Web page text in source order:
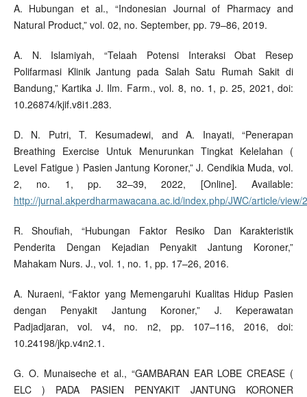
A. Hubungan et al., “Indonesian Journal of Pharmacy and
Natural Product,” vol. 02, no. September, pp. 79–86, 2019.
A. N. Islamiyah, “Telaah Potensi Interaksi Obat Resep
Polifarmasi Klinik Jantung pada Salah Satu Rumah Sakit di
Bandung,” Kartika J. Ilm. Farm., vol. 8, no. 1, p. 25, 2021, doi:
10.26874/kjif.v8i1.283.
D. N. Putri, T. Kesumadewi, and A. Inayati, “Penerapan
Breathing Exercise Untuk Menurunkan Tingkat Kelelahan (
Level Fatigue ) Pasien Jantung Koroner,” J. Cendikia Muda, vol.
2, no. 1, pp. 32–39, 2022, [Online]. Available:
http://jurnal.akperdharmawacana.ac.id/index.php/JWC/article/view/
R. Shoufiah, “Hubungan Faktor Resiko Dan Karakteristik
Penderita Dengan Kejadian Penyakit Jantung Koroner,”
Mahakam Nurs. J., vol. 1, no. 1, pp. 17–26, 2016.
A. Nuraeni, “Faktor yang Memengaruhi Kualitas Hidup Pasien
dengan Penyakit Jantung Koroner,” J. Keperawatan
Padjadjaran, vol. v4, no. n2, pp. 107–116, 2016, doi:
10.24198/jkp.v4n2.1.
G. O. Munaiseche et al., “GAMBARAN EAR LOBE CREASE (
ELC ) PADA PASIEN PENYAKIT JANTUNG KORONER